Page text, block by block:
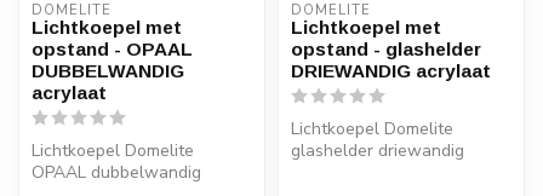
DOMELITE
Lichtkoepel met
opstand - OPAAL
DUBBELWANDIG
acrylaat
Lichtkoepel Domelite
OPAAL dubbelwandig
DOMELITE
Lichtkoepel met
opstand - glashelder
DRIEWANDIG acrylaat
Lichtkoepel Domelite
glashelder driewandig